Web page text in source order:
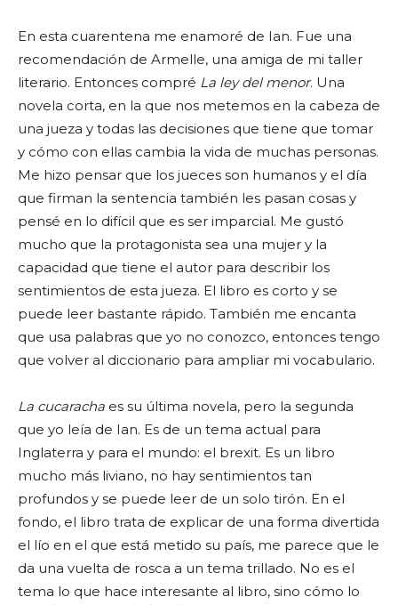
En esta cuarentena me enamoré de Ian. Fue una
recomendación de Armelle, una amiga de mi taller
literario. Entonces compré La ley del menor. Una
novela corta, en la que nos metemos en la cabeza de
una jueza y todas las decisiones que tiene que tomar
y cómo con ellas cambia la vida de muchas personas.
Me hizo pensar que los jueces son humanos y el día
que firman la sentencia también les pasan cosas y
pensé en lo difícil que es ser imparcial. Me gustó
mucho que la protagonista sea una mujer y la
capacidad que tiene el autor para describir los
sentimientos de esta jueza. El libro es corto y se
puede leer bastante rápido. También me encanta
que usa palabras que yo no conozco, entonces tengo
que volver al diccionario para ampliar mi vocabulario.
La cucaracha es su última novela, pero la segunda
que yo leía de Ian. Es de un tema actual para
Inglaterra y para el mundo: el brexit. Es un libro
mucho más liviano, no hay sentimientos tan
profundos y se puede leer de un solo tirón. En el
fondo, el libro trata de explicar de una forma divertida
el lío en el que está metido su país, me parece que le
da una vuelta de rosca a un tema trillado. No es el
tema lo que hace interesante al libro, sino cómo lo